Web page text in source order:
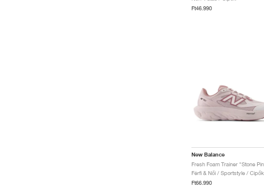
Ft46.990
New Balance
Férfi & Női / Sportstyle / Cipők
Ft66.990